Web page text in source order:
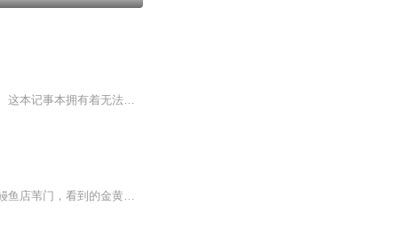
在穿越到平行世界的日本，神原真司偶然获得了一本神秘的记事本，名为《都市传说之谜》。这本记事本拥有着无法想象的力量，只要你在其中写下任何都市传说，它都会以真实的形式在现实中呈现。而在这个世界的日本，却缺少了前世种种令人胆颤心惊的都市传说。...
【内容简介】小津安二郎记忆里的东京，是银座服部大钟夜晚八点准时响起时，透过五丁目鳗鱼店苇门，看到的金黄色夜景。鲁迅记忆里的东京，是夏夜夜晚透过宿舍窗户，瞧见江户川水面上，优雅飞舞的萤火虫。村上春树记忆里的东京，是住在切片蛋糕形状的狭窄破...